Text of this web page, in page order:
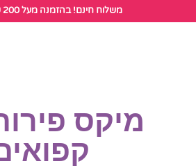
משלוח חינם! בהזמנה מעל 200 ש"ח באתר
מיקס